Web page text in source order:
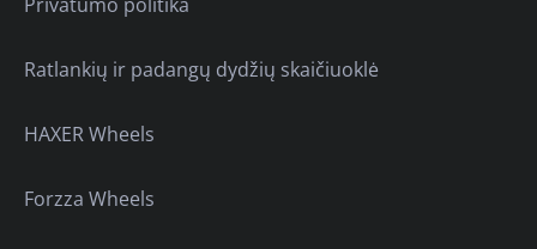
Ratlankių ir padangų dydžių skaičiuoklė
HAXER Wheels
Forzza Wheels